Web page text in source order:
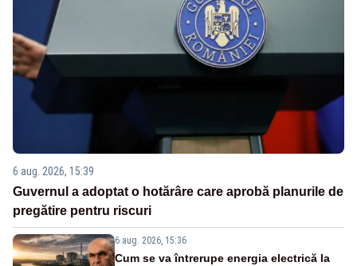
6 aug. 2026, 15:39
Guvernul a adoptat o hotărâre care aprobă planurile de
pregătire pentru riscuri
6 aug. 2026, 15:36
Cum se va întrerupe energia electrică la